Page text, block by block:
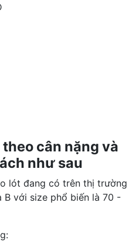
cân nặng và
như sau
lót đang có trên thị trường
với size phổ biến là 70 -